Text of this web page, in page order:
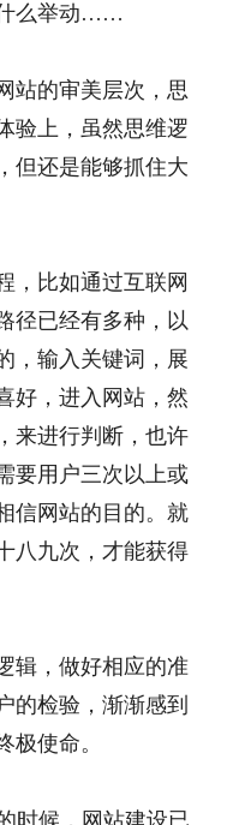
么举动……
站的审美层次，思
验上，虽然思维逻
但还是能够抓住大
，比如通过互联网
径已经有多种，以
，输入关键词，展
好，进入网站，然
来进行判断，也许
要用户三次以上或
信网站的目的。就
八九次，才能获得
辑，做好相应的准
的检验，渐渐感到
极使命。
时候，网站建设已